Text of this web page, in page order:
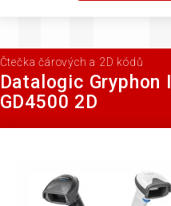
Čtečka čárových a 2D kódů
Datalogic Gryphon I
GD4500 2D